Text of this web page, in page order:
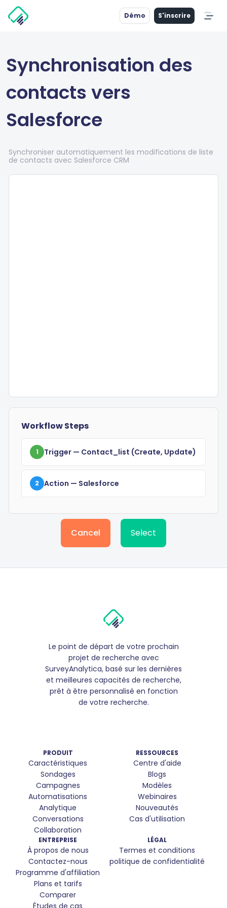
Démo S'inscrire
Synchronisation des
contacts vers
Salesforce
Synchroniser automatiquement les modifications de liste
de contacts avec Salesforce CRM
Workflow Steps
1 Trigger — Contact_list (create, Update)
2 Action — Salesforce
Cancel Select
Le point de départ de votre prochain
projet de recherche avec
SurveyAnalytica, basé sur les dernières
et meilleures capacités de recherche,
prêt à être personnalisé en fonction
de votre recherche.
PRODUIT
Caractéristiques
Sondages
Campagnes
Automatisations
Analytique
Conversations
Collaboration
RESSOURCES
Centre d'aide
Blogs
Modèles
Webinaires
Nouveautés
Cas d'utilisation
ENTREPRISE
À propos de nous
Contactez-nous
Programme d'affiliation
Plans et tarifs
Comparer
Études de cas
LÉGAL
Termes et conditions
politique de confidentialité